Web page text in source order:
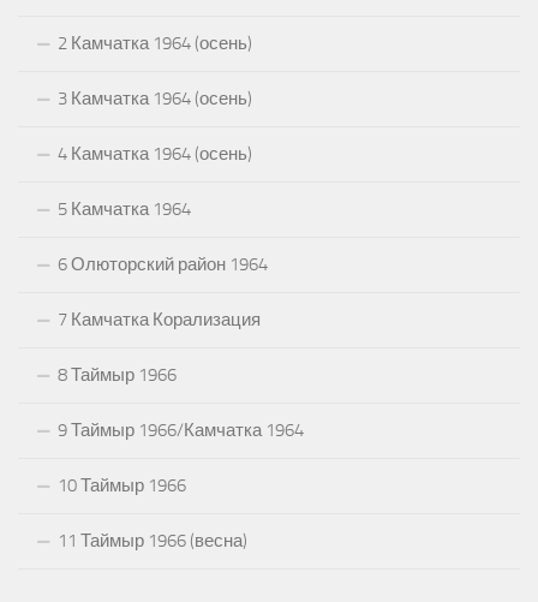
2 Камчатка 1964 (осень)
3 Камчатка 1964 (осень)
4 Камчатка 1964 (осень)
5 Камчатка 1964
6 Олюторский район 1964
7 Камчатка Корализация
8 Таймыр 1966
9 Таймыр 1966/Камчатка 1964
10 Таймыр 1966
11 Таймыр 1966 (весна)